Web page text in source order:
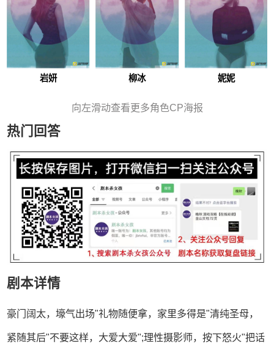
岩妍 柳冰 妮妮
向左滑动查看更多角色CP海报
热门回答
剧本详情
豪门阔太，壕气出场"礼物随便拿，家里多得是"清纯圣母，
紧随其后"不要这样，大爱大爱";理性摄影师，按下怒火"把话